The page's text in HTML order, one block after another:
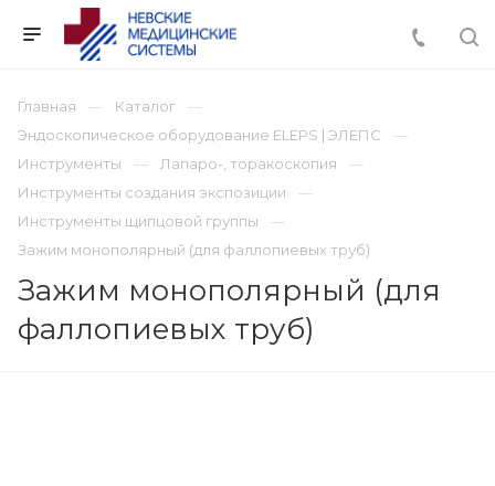
Главная
Каталог
Эндоскопическое оборудование ELEPS | ЭЛЕПС
Инструменты
Лапаро-, торакоскопия
Инструменты создания экспозиции
Инструменты щипцовой группы
Зажим монополярный (для фаллопиевых труб)
Зажим монополярный (для
фаллопиевых труб)